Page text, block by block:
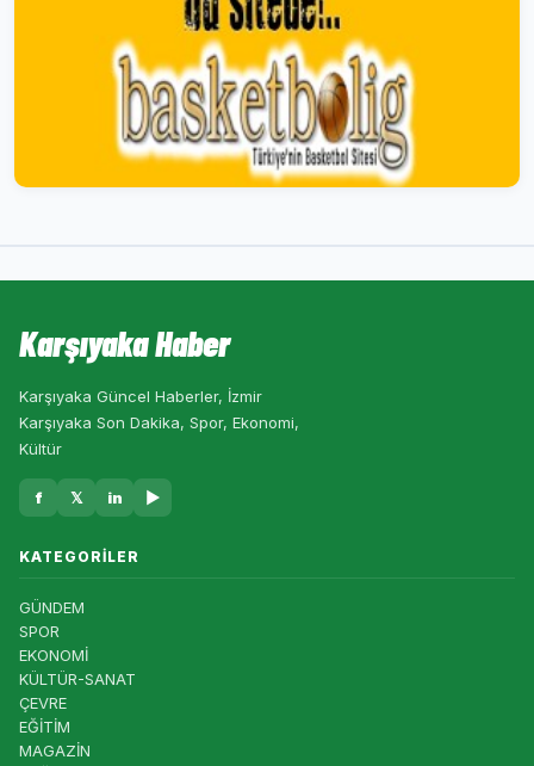
Karşıyaka Haber
Karşıyaka Güncel Haberler, İzmir
Karşıyaka Son Dakika, Spor, Ekonomi,
Kültür
f 𝕏 in ▶
KATEGORILER
GÜNDEM
SPOR
EKONOMİ
KÜLTÜR-SANAT
ÇEVRE
EĞİTİM
MAGAZİN